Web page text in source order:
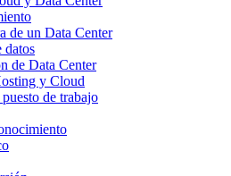
de un Data Center
datos
de Data Center
y Cloud
de trabajo